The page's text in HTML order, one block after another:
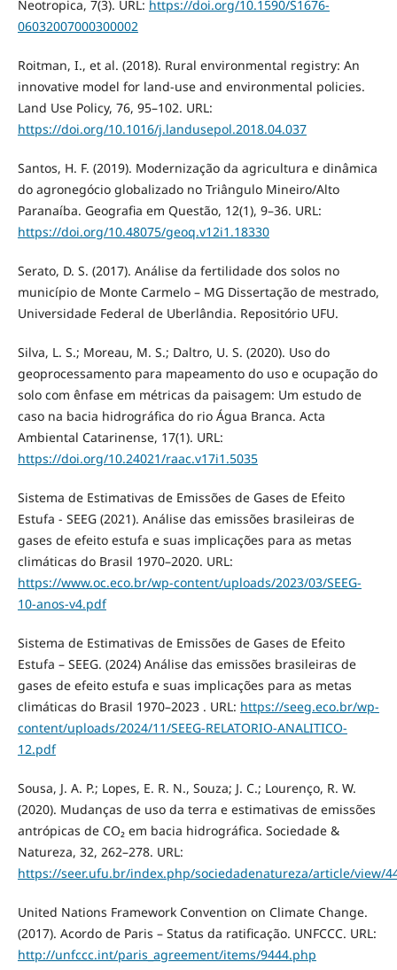
Neotropica, 7(3). URL: https://doi.org/10.1590/S1676-
06032007000300002
Roitman, I., et al. (2018). Rural environmental registry: An
innovative model for land-use and environmental policies.
Land Use Policy, 76, 95–102. URL:
https://doi.org/10.1016/j.landusepol.2018.04.037
Santos, H. F. (2019). Modernização da agricultura e dinâmica
do agronegócio globalizado no Triângulo Mineiro/Alto
Paranaíba. Geografia em Questão, 12(1), 9–36. URL:
https://doi.org/10.48075/geoq.v12i1.18330
Serato, D. S. (2017). Análise da fertilidade dos solos no
município de Monte Carmelo – MG Dissertação de mestrado,
Universidade Federal de Uberlândia. Repositório UFU.
Silva, L. S.; Moreau, M. S.; Daltro, U. S. (2020). Uso do
geoprocessamento para mapeamento do uso e ocupação do
solo com ênfase em métricas da paisagem: Um estudo de
caso na bacia hidrográfica do rio Água Branca. Acta
Ambiental Catarinense, 17(1). URL:
https://doi.org/10.24021/raac.v17i1.5035
Sistema de Estimativas de Emissões de Gases de Efeito
Estufa - SEEG (2021). Análise das emissões brasileiras de
gases de efeito estufa e suas implicações para as metas
climáticas do Brasil 1970–2020. URL:
https://www.oc.eco.br/wp-content/uploads/2023/03/SEEG-
10-anos-v4.pdf
Sistema de Estimativas de Emissões de Gases de Efeito
Estufa – SEEG. (2024) Análise das emissões brasileiras de
gases de efeito estufa e suas implicações para as metas
climáticas do Brasil 1970–2023 . URL: https://seeg.eco.br/wp-
content/uploads/2024/11/SEEG-RELATORIO-ANALITICO-
12.pdf
Sousa, J. A. P.; Lopes, E. R. N., Souza; J. C.; Lourenço, R. W.
(2020). Mudanças de uso da terra e estimativas de emissões
antrópicas de CO₂ em bacia hidrográfica. Sociedade &
Natureza, 32, 262–278. URL:
https://seer.ufu.br/index.php/sociedadenatureza/article/view/
United Nations Framework Convention on Climate Change.
(2017). Acordo de Paris – Status da ratificação. UNFCCC. URL:
http://unfccc.int/paris_agreement/items/9444.php